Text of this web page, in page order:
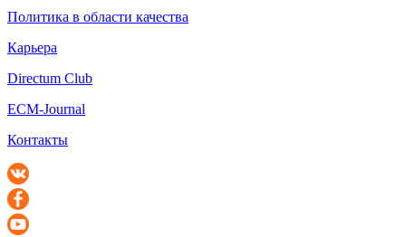
Политика в области качества
Карьера
Directum Club
ECM-Journal
Контакты